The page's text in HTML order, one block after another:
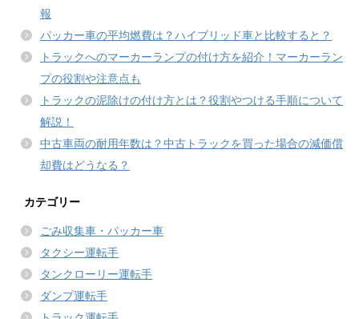
報
パッカー車の平均燃費は？ハイブリッド車と比較すると？
トラックへのマーカーランプの付け方を紹介！マーカーラン
プの役割や注意点も
トラックの泥除けの付け方とは？役割やつける手順について
解説！
中古車両の耐用年数は？中古トラックを買った場合の減価償
却費はどうなる？
カテゴリー
ごみ収集車・パッカー車
タクシー運転手
タンクローリー運転手
ダンプ運転手